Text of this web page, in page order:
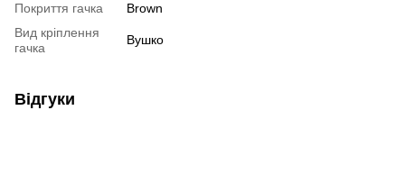
Покриття гачка
Brown
Вид кріплення
гачка
Вушко
Відгуки